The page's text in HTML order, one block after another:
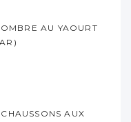
AU YAOURT
AUX